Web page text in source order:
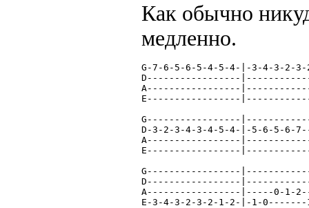
Как обычно
медленно.
G-7-6-5-6-5-4-5-4-|-3-4-3-
D-----------------
A-----------------
E-----------------
G-----------------
D-3-2-3-4-3-4-5-4-|-5-6-5-
A-----------------
E-----------------
G-----------------
D-----------------
A-----------------|-----0-1-
E-3-4-3-2-3-2-1-2-|-1-